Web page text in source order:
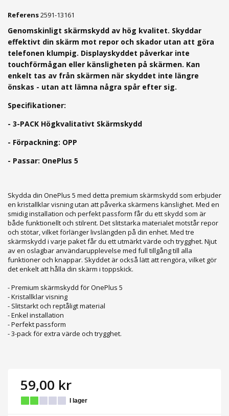
Referens2591-13161
Genomskinligt skärmskydd av hög kvalitet. Skyddar
effektivt din skärm mot repor och skador utan att göra
telefonen klumpig. Displayskyddet påverkar inte
touchförmågan eller känsligheten på skärmen. Kan
enkelt tas av från skärmen när skyddet inte längre
önskas - utan att lämna några spår efter sig.
Specifikationer:
- 3-PACK Högkvalitativt Skärmskydd
- Förpackning: OPP
- Passar: OnePlus 5
Skydda din OnePlus 5 med detta premium skärmskydd som erbjuder
en kristallklar visning utan att påverka skärmens känslighet. Med en
smidig installation och perfekt passform får du ett skydd som är
både funktionellt och stilrent. Det slitstarka materialet motstår repor
och stötar, vilket förlänger livslängden på din enhet. Med tre
skärmskydd i varje paket får du ett utmärkt värde och trygghet. Njut
av en oslagbar användarupplevelse med full tillgång till alla
funktioner och knappar. Skyddet är också lätt att rengöra, vilket gör
det enkelt att hålla din skärm i toppskick.
- Premium skärmskydd för OnePlus 5
- Kristallklar visning
- Slitstarkt och reptåligt material
- Enkel installation
- Perfekt passform
- 3-pack för extra värde och trygghet.
59,00 kr
I lager